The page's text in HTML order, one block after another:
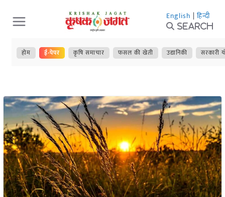
Skip
to
content
English | हिन्दी
Search
होम ई-पेपर कृषि समाचार फसल की खेती उद्यानिकी सरकारी